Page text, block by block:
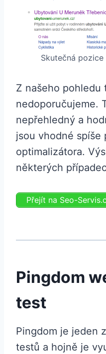
Skutečná pozice
Z našeho
nedoporučujeme.
nepřehledný a
jsou vhodné spíše
optimalizátora.
některých
Přejít na Seo-
Pingdom
test
Pingdom je jeden
testů a hojně je